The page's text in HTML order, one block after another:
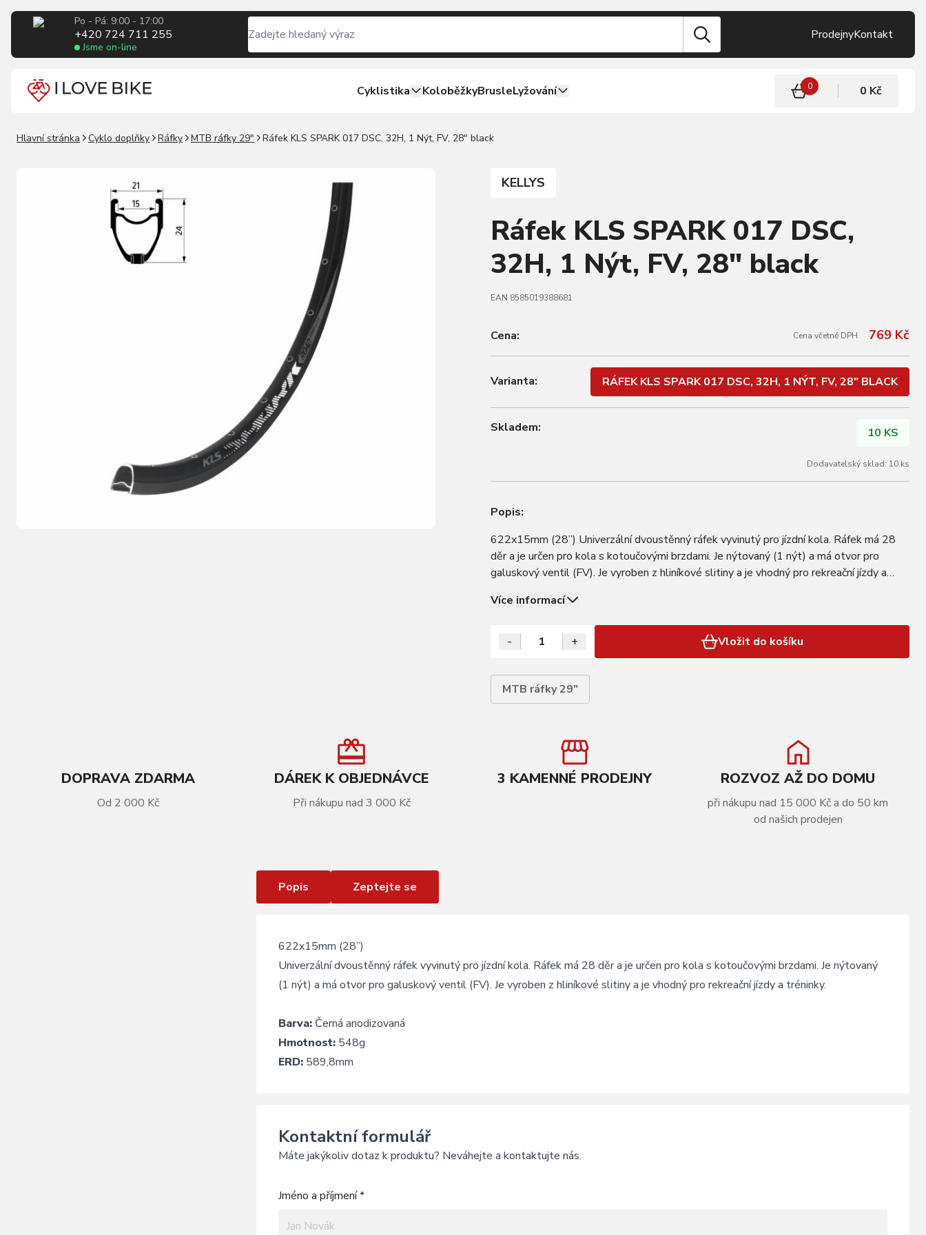
Po - Pá: 9:00 - 17:00
+420 724 711 255
Jsme on-line
ProdejnyKontakt
Cyklistika KoloběžkyBrusleLyžování 0 0 Kč
Hlavní stránka Cyklo doplňky Ráfky MTB ráfky 29" Ráfek KLS SPARK 017 DSC, 32H, 1 Nýt, FV, 28" black
KELLYS
Ráfek KLS SPARK 017 DSC,
32H, 1 Nýt, FV, 28" black
EAN 8585019388681
Cena: Cena včetně DPH 769 Kč
Varianta: RÁFEK KLS SPARK 017 DSC, 32H, 1 NÝT, FV, 28" BLACK
Skladem: 10 KS
Dodavatelský sklad: 10 ks
Popis:
622x15mm (28”) Univerzální dvoustěnný ráfek vyvinutý pro jízdní kola. Ráfek má 28
děr a je určen pro kola s kotoučovými brzdami. Je nýtovaný (1 nýt) a má otvor pro
galuskový ventil (FV). Je vyroben z hliníkové slitiny a je vhodný pro rekreační jízdy a
Více informací
- + Vložit do košíku
MTB ráfky 29"
DOPRAVA ZDARMA
Od 2 000 Kč
DÁREK K OBJEDNÁVCE
Při nákupu nad 3 000 Kč
3 KAMENNÉ PRODEJNY ROZVOZ AŽ DO DOMU
při nákupu nad 15 000 Kč a do 50 km
od našich prodejen
VÍCE INFORMACÍ
Popis Zeptejte se
622x15mm (28”)
Univerzální dvoustěnný ráfek vyvinutý pro jízdní kola. Ráfek má 28 děr a je určen pro kola s kotoučovými brzdami. Je nýtovaný
(1 nýt) a má otvor pro galuskový ventil (FV). Je vyroben z hliníkové slitiny a je vhodný pro rekreační jízdy a tréninky.
Barva: Černá anodizovaná
Hmotnost: 548g
ERD: 589,8mm
Kontaktní formulář
Máte jakýkoliv dotaz k produktu? Neváhejte a kontaktujte nás.
Jméno a příjmení *